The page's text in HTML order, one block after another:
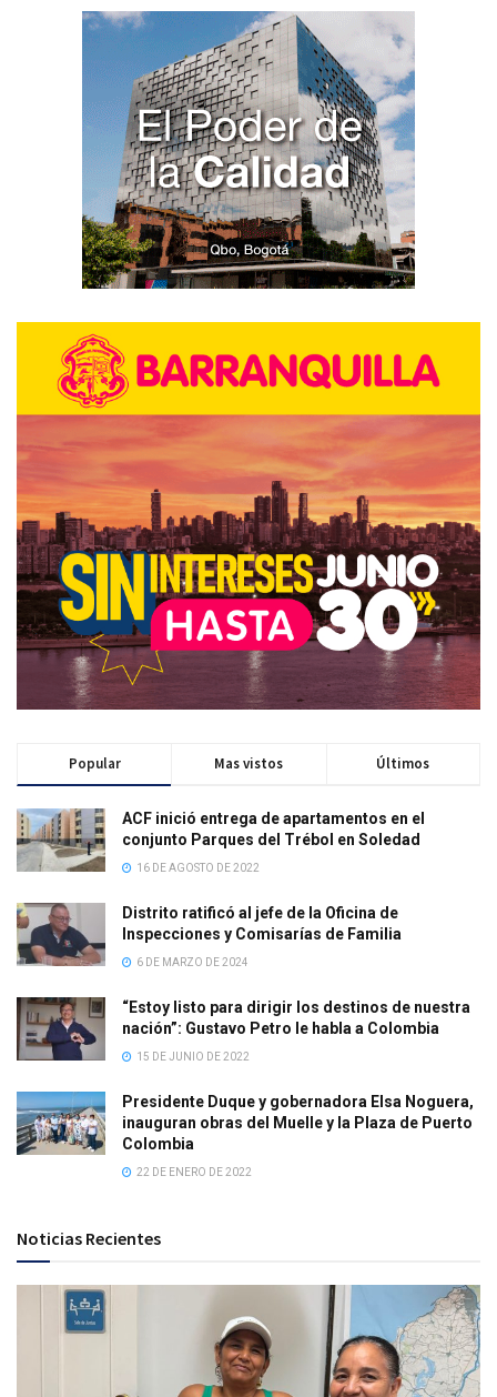
Popular Mas vistos Últimos
ACF inició entrega de apartamentos en el
conjunto Parques del Trébol en Soledad
16 DE AGOSTO DE 2022
Distrito ratificó al jefe de la Oficina de
Inspecciones y Comisarías de Familia
6 DE MARZO DE 2024
“Estoy listo para dirigir los destinos de nuestra
nación”: Gustavo Petro le habla a Colombia
15 DE JUNIO DE 2022
Presidente Duque y gobernadora Elsa Noguera,
inauguran obras del Muelle y la Plaza de Puerto
Colombia
22 DE ENERO DE 2022
Noticias Recientes